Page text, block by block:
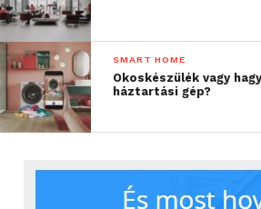
SMART HOME
Okoskészülék vagy
háztartási gép?